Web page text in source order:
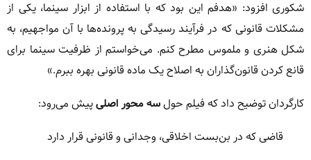
شکوری افزود: «هدفم این بود که با استفاده از ابزار سینما، یکی از
مشکلات قانونی که در فرآیند رسیدگی به پرونده‌ها با آن مواجهیم، به
شکل هنری و ملموس مطرح کنم. می‌خواستم از ظرفیت سینما برای
قانع کردن قانون‌گذاران به اصلاح یک ماده قانونی بهره ببرم.»
کارگردان توضیح داد که فیلم حولسه محور اصلیپیش می‌رود:
قاضی که در بن‌بست اخلاقی، وجدانی و قانونی قرار دارد